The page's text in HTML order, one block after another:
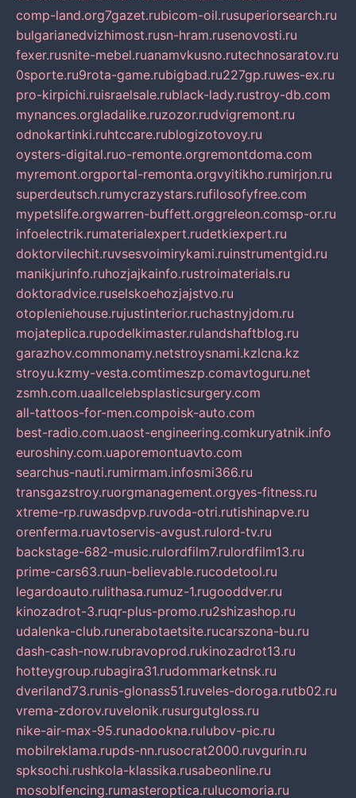
comp-land.org7gazet.rubicom-oil.rusuperiorsearch.ru
bulgarianedvizhimost.rusn-hram.rusenovosti.ru
fexer.rusnite-mebel.ruanamvkusno.rutechnosaratov.ru
0sporte.ru9rota-game.rubigbad.ru227gp.ruwes-ex.ru
pro-kirpichi.ruisraelsale.rublack-lady.rustroy-db.com
mynances.orgladalike.ruzozor.rudvigremont.ru
odnokartinki.ruhtccare.rublogizotovoy.ru
oysters-digital.ruo-remonte.orgremontdoma.com
myremont.orgportal-remonta.orgvyitikho.rumirjon.ru
superdeutsch.rumycrazystars.rufilosofyfree.com
mypetslife.orgwarren-buffett.orggreleon.comsp-or.ru
infoelectrik.rumaterialexpert.rudetkiexpert.ru
doktorvilechit.ruvsesvoimirykami.ruinstrumentgid.ru
manikjurinfo.ruhozjajkainfo.rustroimaterials.ru
doktoradvice.ruselskoehozjajstvo.ru
otopleniehouse.rujustinterior.ruchastnyjdom.ru
mojateplica.rupodelkimaster.rulandshaftblog.ru
garazhov.commonamy.netstroysnami.kzlcna.kz
stroyu.kzmy-vesta.comtimeszp.comavtoguru.net
zsmh.com.uaallcelebsplasticsurgery.com
all-tattoos-for-men.compoisk-auto.com
best-radio.com.uaost-engineering.comkuryatnik.info
euroshiny.com.uaporemontuavto.com
searchus-nauti.rumirmam.infosmi366.ru
transgazstroy.ruorgmanagement.orgyes-fitness.ru
xtreme-rp.ruwasdpvp.ruvoda-otri.rutishinapve.ru
orenferma.ruavtoservis-avgust.rulord-tv.ru
backstage-682-music.rulordfilm7.rulordfilm13.ru
prime-cars63.ruun-believable.rucodetool.ru
legardoauto.rulithasa.rumuz-1.rugooddver.ru
kinozadrot-3.ruqr-plus-promo.ru2shizashop.ru
udalenka-club.runerabotaetsite.rucarszona-bu.ru
dash-cash-now.rubravoprod.rukinozadrot13.ru
hotteygroup.rubagira31.rudommarketnsk.ru
dveriland73.runis-glonass51.ruveles-doroga.rutb02.ru
vrema-zdorov.ruvelonik.rusurgutgloss.ru
nike-air-max-95.runadookna.rulubov-pic.ru
mobilreklama.rupds-nn.rusocrat2000.ruvgurin.ru
spksochi.rushkola-klassika.rusabeonline.ru
mosoblfencing.rumasteroptica.rulucomoria.ru